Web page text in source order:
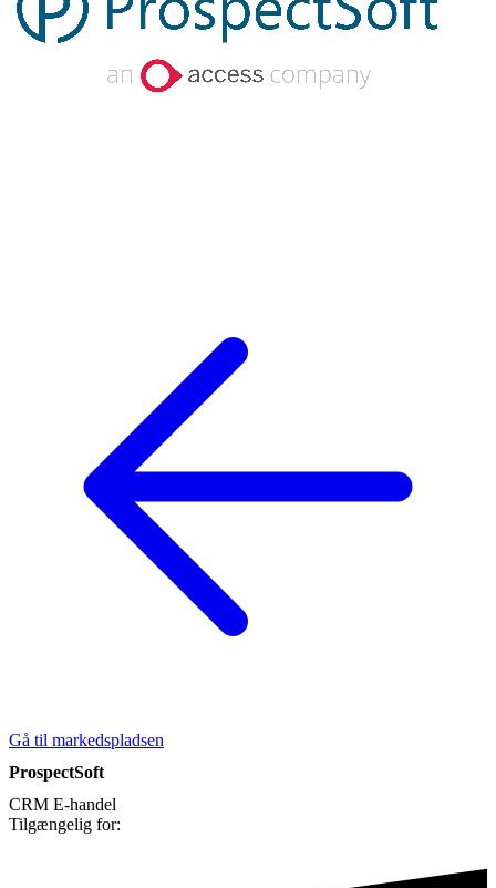
Gå til markedspladsen
ProspectSoft
CRM E-handel
Tilgængelig for: